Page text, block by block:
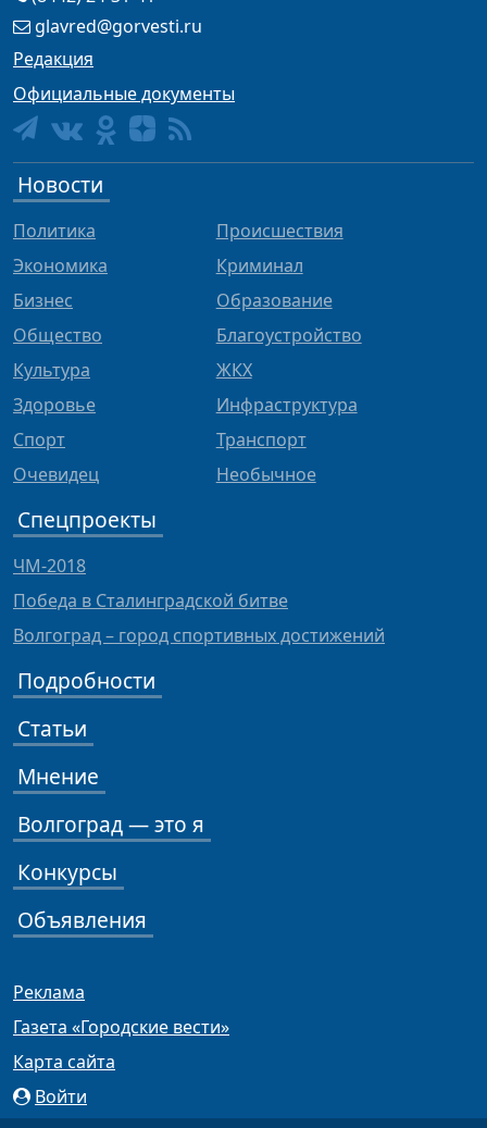
glavred@gorvesti.ru
Редакция
Официальные документы
Новости
Политика
Экономика
Бизнес
Общество
Культура
Здоровье
Спорт
Очевидец
Происшествия
Криминал
Образование
Благоустройство
ЖКХ
Инфраструктура
Транспорт
Необычное
Спецпроекты
ЧМ-2018
Победа в Сталинградской битве
Волгоград – город спортивных достижений
Подробности
Статьи
Мнение
Волгоград — это я
Конкурсы
Объявления
Реклама
Газета «Городские вести»
Карта сайта
Войти